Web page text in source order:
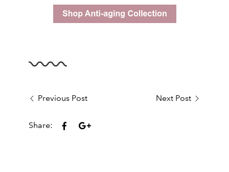
Previous Post Next Post
Share: